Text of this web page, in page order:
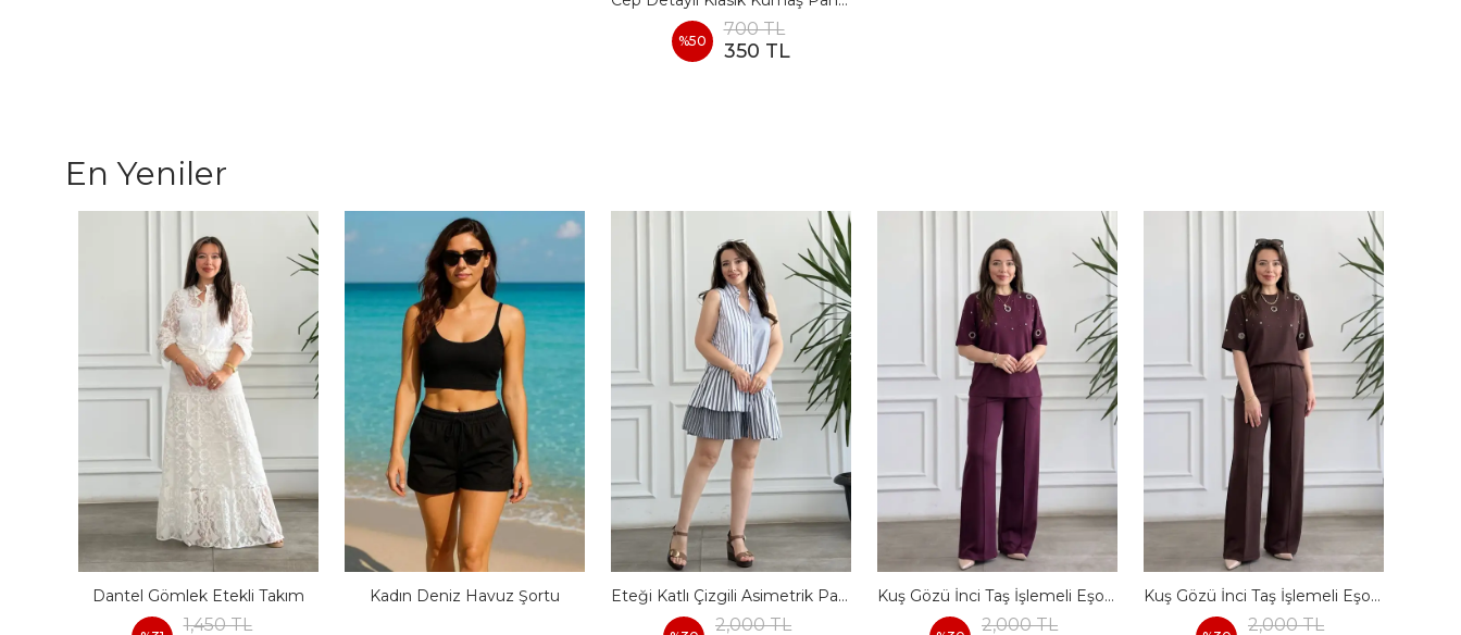
%50
700 TL
350 TL
En Yeniler
Dantel Gömlek Etekli Takım
1,450 TL
Kadın Deniz Havuz Şortu Eteği Katlı Çizgili Asimetrik Pamuk Elbise
2,000 TL
Kuş Gözü İnci Taş İşlemeli Eşofman Takımı - BORDO
2,000 TL
Kuş Gözü İnci Taş İşlemeli Eşofman Takımı - KAHVERENGI
2,000 TL